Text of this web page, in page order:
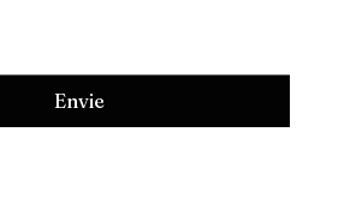
Envie